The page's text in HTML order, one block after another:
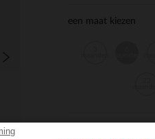
een maat kiezen